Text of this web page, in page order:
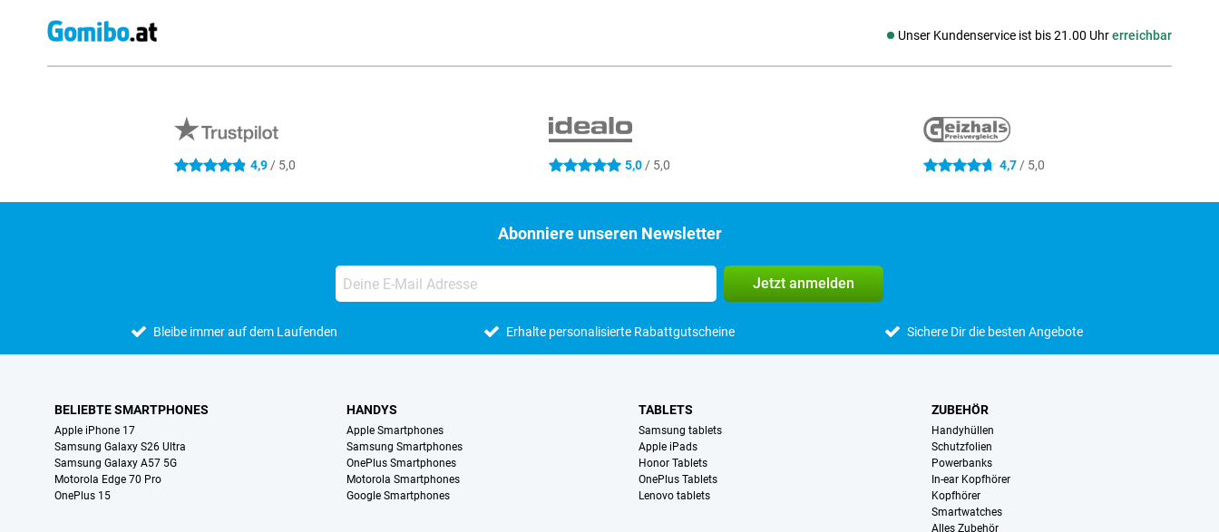
Unser Kundenservice ist bis 21.00 Uhrerreichbar
Social media
4.9 Sterne 4,9/ 5,0 5 Sterne 5,0/ 5,0 4.7 Sterne 4,7 / 5,0
Abonniere unseren Newsletter
Jetzt anmelden
Bleibe immer auf dem Laufenden Erhalte personalisierte Rabattgutscheine Sichere Dir die besten Angebote
BELIEBTE SMARTPHONES
Apple iPhone 17
Samsung Galaxy S26 Ultra
Samsung Galaxy A57 5G
Motorola Edge 70 Pro
OnePlus 15
HANDYS
Apple Smartphones
Samsung Smartphones
OnePlus Smartphones
Motorola Smartphones
Google Smartphones
TABLETS
Samsung tablets
Apple iPads
Honor Tablets
OnePlus Tablets
Lenovo tablets
ZUBEHÖR
Handyhüllen
Schutzfolien
Powerbanks
In-ear Kopfhörer
Kopfhörer
Smartwatches
Alles Zubehör